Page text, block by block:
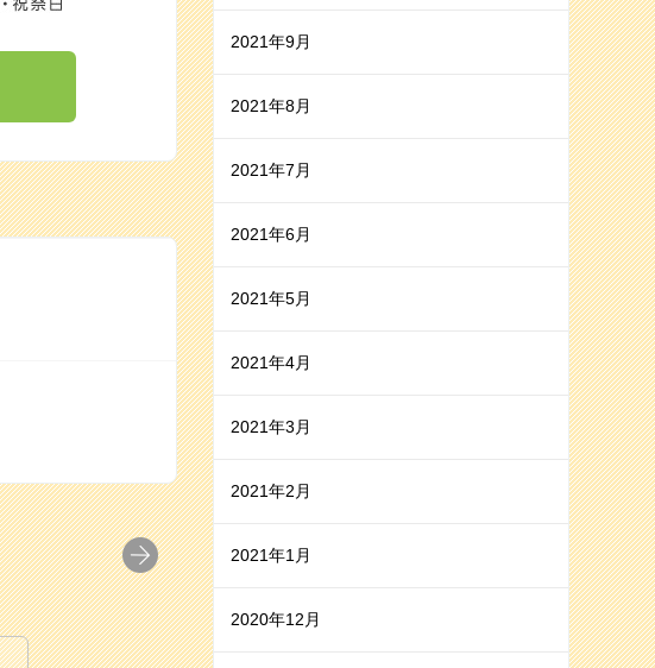
2021年9月
2021年8月
2021年7月
2021年6月
2021年5月
2021年4月
2021年3月
2021年2月
2021年1月
2020年12月